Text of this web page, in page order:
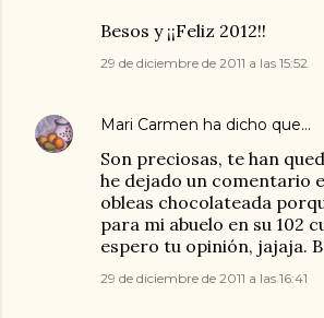
Besos y ¡¡Feliz 2012!!
29 de diciembre de 2011 a las 15:52
Mari Carmen ha dicho que…
Son preciosas, te han
he dejado un comentario
obleas chocolateada
para mi abuelo en su 102
espero tu opinión, jajaja.
29 de diciembre de 2011 a las 16:41